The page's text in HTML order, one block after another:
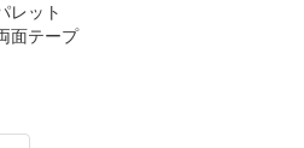
レット
面テープ